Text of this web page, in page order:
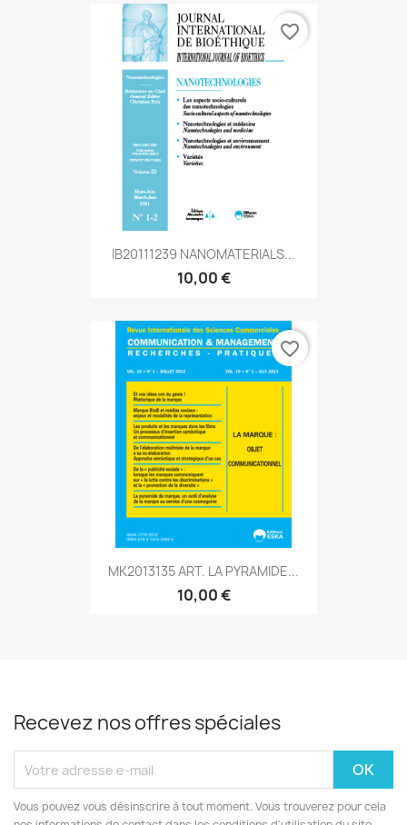
IB20111239 NANOMATERIALS...
10,00 €
favorite_border
MK2013135 ART. LA PYRAMIDE...
10,00 €
favorite_border
Recevez nos offres spéciales
Vous pouvez vous désinscrire à tout moment. Vous trouverez pour cela